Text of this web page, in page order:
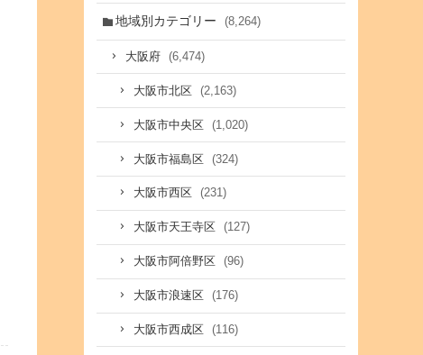
地域別カテゴリー (8,264)
大阪府 (6,474)
大阪市北区 (2,163)
大阪市中央区 (1,020)
大阪市福島区 (324)
大阪市西区 (231)
大阪市天王寺区 (127)
大阪市阿倍野区 (96)
大阪市浪速区 (176)
大阪市西成区 (116)